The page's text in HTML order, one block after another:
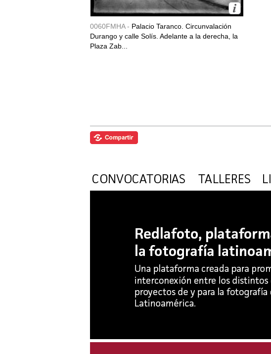
0060FMHA - Palacio Taranco. Circunvalación
Durango y calle Solís. Adelante a la derecha, la
Plaza Zab...